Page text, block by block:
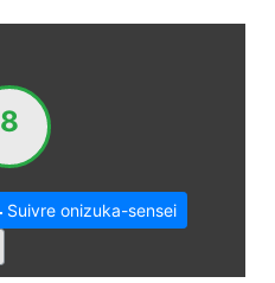
8
Suivre onizuka-sensei